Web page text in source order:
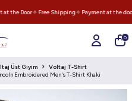
the Door✧ Free Shipping✧ Payment at the door
0
Üst Giyim
Voltaj T-Shirt
Embroidered Men's T-Shirt Khaki